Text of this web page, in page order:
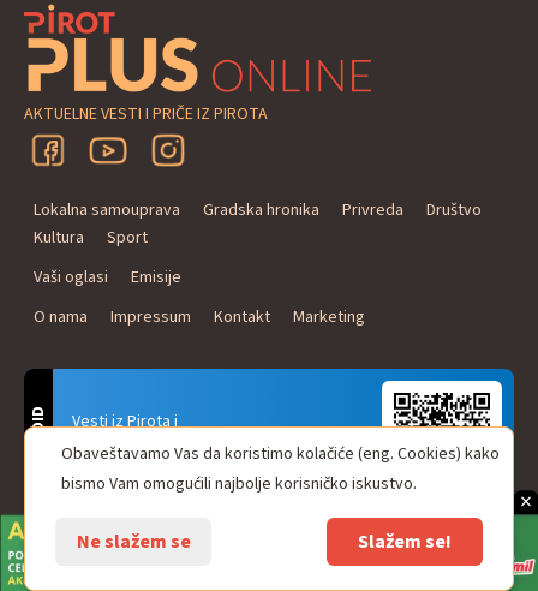
×
AKTUELNE VESTI I PRIČE IZ PIROTA
Lokalna samouprava Gradska hronika Privreda
Društvo
Kultura
Sport
Vaši oglasi
Emisije
O nama
Impressum Kontakt Marketing
Vesti iz Pirota i
Naxi Plus Radio
Uvek u Vašem džepu!
ANDROID
© Pirot plus online - internet portal. Sva prava zadržana.
web design & developmentOne IT
Obaveštavamo Vas da koristimo kolačiće (eng. Cookies) kako
bismo Vam omogućili najbolje korisničko iskustvo.
Ne slažem se Slažem se!